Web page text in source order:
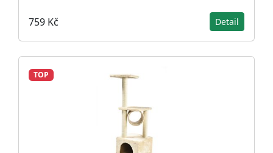
759 Kč Detail
TOP